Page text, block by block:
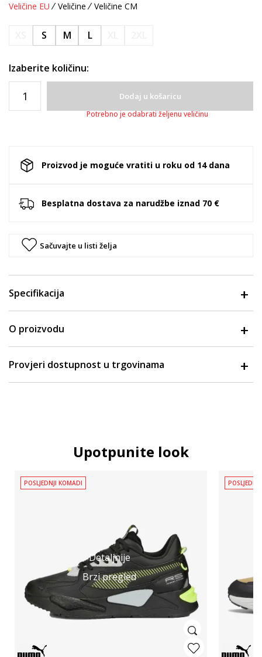
Veličine EU Veličine Veličine CM
S M L
Izaberite količinu:
Dodaj u košaricu
Potrebno je odabrati željenu veličinu
Proizvod je moguće vratiti u roku od 14 dana
Besplatna dostava za narudžbe iznad 70 €
Sačuvajte u listi želja
Specifikacija
O proizvodu
Provjeri dostupnost u trgovinama
Upotpunite look
Detaljnije
Brzi pregled
POSLJEDNJI KOMADI